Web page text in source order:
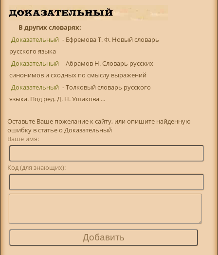
В других словарях:
Доказательный - Ефремова Т. Ф. Новый словарь
русского языка
Доказательный - Абрамов Н. Словарь русских
синонимов и сходных по смыслу выражений
Доказательный - Толковый словарь русского
языка. Под ред. Д. Н. Ушакова ...
Оставьте Ваше пожелание к сайту, или опишите найденную
ошибку в статье о Доказательный
Ваше имя:
Код (для знающих):